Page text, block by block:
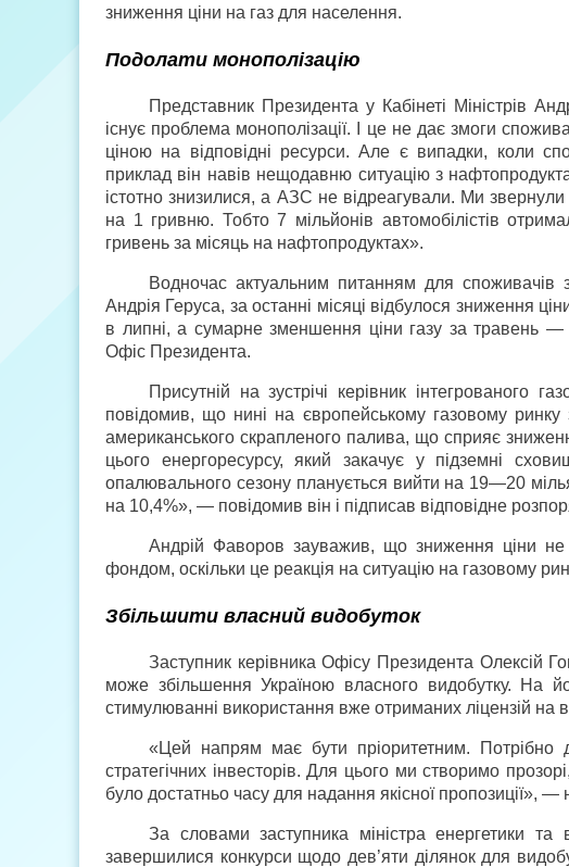
зниження ціни на газ для населення.
Подолати монополізацію
Представник Президента у Кабінеті Міністрів
існує проблема монополізації. І це не дає змоги
ціною на відповідні ресурси. Але є випадки, коли
приклад він навів нещодавню ситуацію з
істотно знизилися, а АЗС не відреагували. Ми
на 1 гривню. Тобто 7 мільйонів автомобілістів
гривень за місяць на нафтопродуктах».
Водночас актуальним питанням для споживачів
Андрія Геруса, за останні місяці відбулося зниження
в липні, а сумарне зменшення ціни газу за травень
Офіс Президента.
Присутній на зустрічі керівник інтегрованого
повідомив, що нині на європейському газовому ринку
американського скрапленого палива, що сприяє
цього енергоресурсу, який закачує у підземні
опалювального сезону планується вийти на 19—20
на 10,4%», — повідомив він і підписав відповідне
Андрій Фаворов зауважив, що зниження ціни
фондом, оскільки це реакція на ситуацію на газовому
Збільшити власний видобуток
Заступник керівника Офісу Президента Олексій
може збільшення Україною власного видобутку. На
стимулюванні використання вже отриманих ліцензій на
«Цей напрям має бути пріоритетним. Потрібно
стратегічних інвесторів. Для цього ми створимо
було достатньо часу для надання якісної пропозиції», —
За словами заступника міністра енергетики
завершилися конкурси щодо дев’яти ділянок для